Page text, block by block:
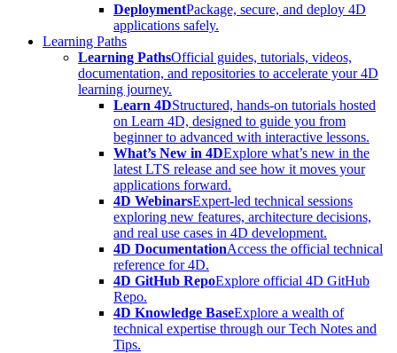
DeploymentPackage, secure, and deploy 4D
applications safely.
Learning Paths
Learning PathsOfficial guides, tutorials, videos,
documentation, and repositories to accelerate your 4D
learning journey.
Learn 4DStructured, hands-on tutorials hosted
on Learn 4D, designed to guide you from
beginner to advanced with interactive lessons.
What’s New in 4DExplore what’s new in the
latest LTS release and see how it moves your
applications forward.
4D WebinarsExpert-led technical sessions
exploring new features, architecture decisions,
and real use cases in 4D development.
4D DocumentationAccess the official technical
reference for 4D.
4D GitHub RepoExplore official 4D GitHub
Repo.
4D Knowledge BaseExplore a wealth of
technical expertise through our Tech Notes and
Tips.